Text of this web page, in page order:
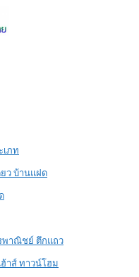
เภท
ว บ้านแฝด
พาณิชย์ ตึกแถว
าส์ ทาวน์โฮม